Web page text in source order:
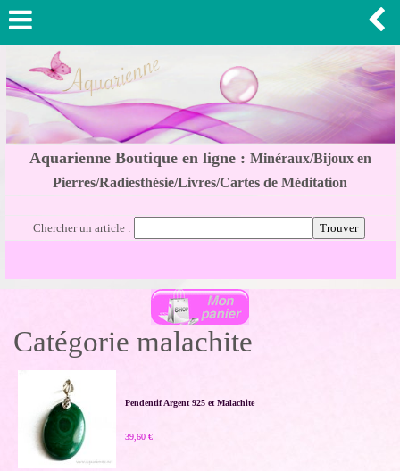
Aquarienne Boutique en ligne : Minéraux/Bijoux en
Pierres/Radiesthésie/Livres/Cartes de Méditation
Chercher un article :
Catégorie malachite
Pendentif Argent 925 et Malachite
39,60 €